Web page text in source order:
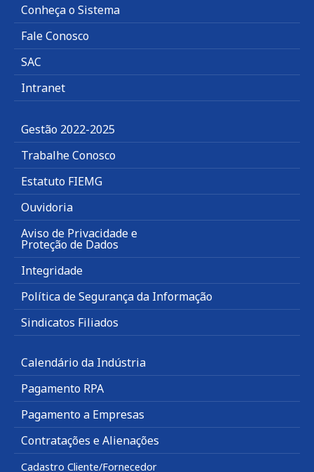
Conheça o Sistema
Fale Conosco
SAC
Intranet
Gestão 2022-2025
Trabalhe Conosco
Estatuto FIEMG
Ouvidoria
Aviso de Privacidade e
Proteção de Dados
Integridade
Política de Segurança da Informação
Sindicatos Filiados
Calendário da Indústria
Pagamento RPA
Pagamento a Empresas
Contratações e Alienações
Cadastro Cliente/Fornecedor